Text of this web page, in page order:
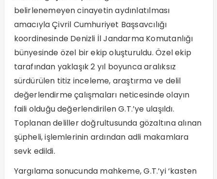
belirlenemeyen cinayetin aydınlatılması
amacıyla Çivril Cumhuriyet Başsavcılığı
koordinesinde Denizli İl Jandarma Komutanlığı
bünyesinde özel bir ekip oluşturuldu. Özel ekip
tarafından yaklaşık 2 yıl boyunca aralıksız
sürdürülen titiz inceleme, araştırma ve delil
değerlendirme çalışmaları neticesinde olayın
faili olduğu değerlendirilen G.T.’ye ulaşıldı.
Toplanan deliller doğrultusunda gözaltına alınan
şüpheli, işlemlerinin ardından adli makamlara
sevk edildi.
Yargılama sonucunda mahkeme, G.T.’yi ‘kasten